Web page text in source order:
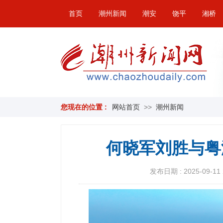
首页 潮州新闻 潮安 饶平 湘桥
您现在的位置 : 网站首页 >> 潮州新闻
何晓军刘胜与
发布日期 : 2025-09-11